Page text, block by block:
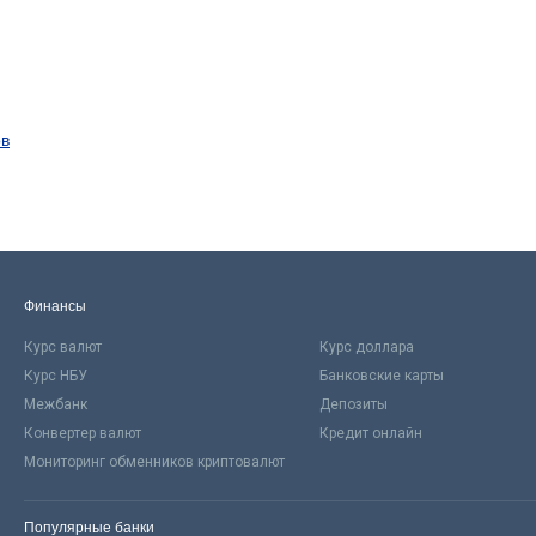
Финансы
Курс валют
Курс доллара
Курс НБУ
Банковские карты
Межбанк
Депозиты
Конвертер валют
Кредит онлайн
Мониторинг обменников криптовалют
Популярные банки